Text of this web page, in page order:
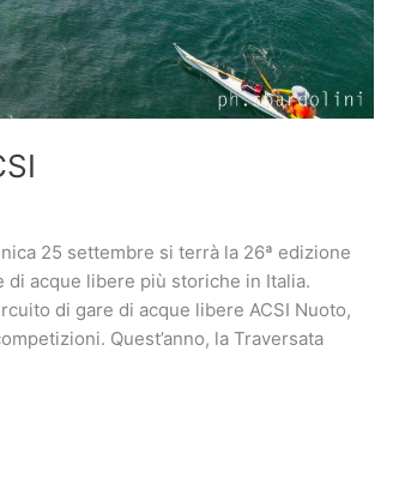
25 settembre si terrà la 26ª edizione
di acque libere più storiche in Italia.
di gare di acque libere ACSI Nuoto,
Quest’anno, la Traversata